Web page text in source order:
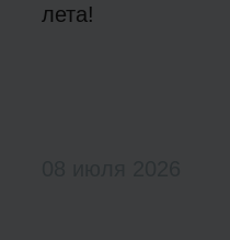
лета!